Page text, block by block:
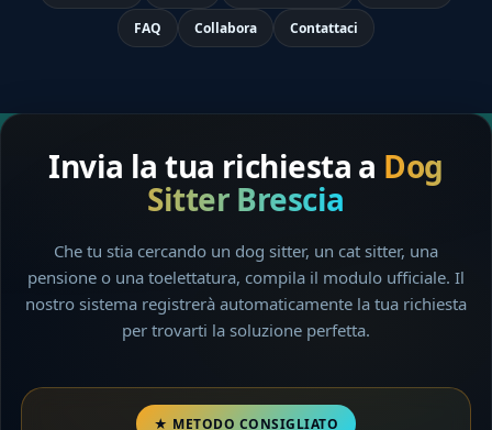
FAQ Collabora Contattaci
Invia la tua richiesta a Dog
Sitter Brescia
Che tu stia cercando un dog sitter, un cat sitter, una
pensione o una toelettatura, compila il modulo ufficiale. Il
nostro sistema registrerà automaticamente la tua richiesta
per trovarti la soluzione perfetta.